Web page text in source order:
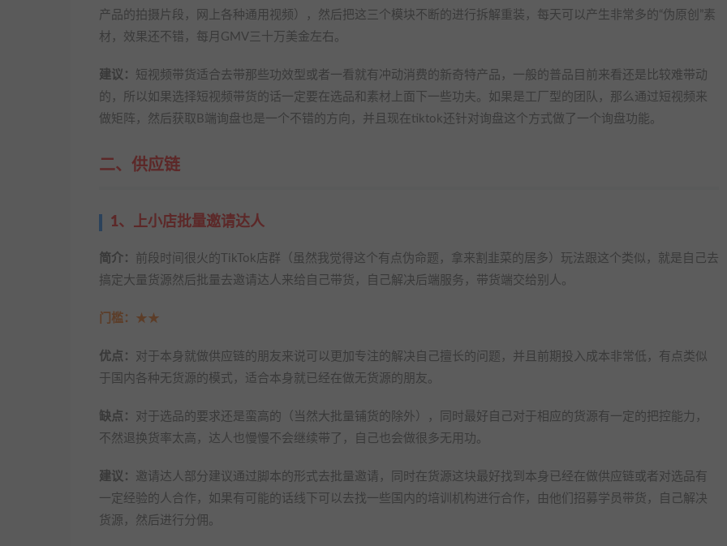
产品的拍摄片段，网上各种通用视频），然后把这三个模块不断的进行拆解重装，每天可以产生非常多的“伪原创”素
材，效果还不错，每月GMV三十万美金左右。
建议： 短视频带货适合去带那些功效型或者一看就有冲动消费的新奇特产品，一般的普品目前来看还是比较难带动
的，所以如果选择短视频带货的话一定要在选品和素材上面下一些功夫。如果是工厂型的团队，那么通过短视频来
做矩阵，然后获取B端询盘也是一个不错的方向，并且现在tiktok还针对询盘这个方式做了一个询盘功能。
二、供应链
1、上小店批量邀请达人
简介： 前段时间很火的TikTok店群（虽然我觉得这个有点伪命题，拿来割韭菜的居多）玩法跟这个类似，就是自己去
搞定大量货源然后批量去邀请达人来给自己带货，自己解决后端服务，带货端交给别人。
门槛： ★★
优点：
对于本身就做供应链的朋友来说可以更加专注的解决自己擅长的问题，并且前期投入成本非常低，有点类似
于国内各种无货源的模式，适合本身就已经在做无货源的朋友。
缺点：
对于选品的要求还是蛮高的（当然大批量铺货的除外），同时最好自己对于相应的货源有一定的把控能力，
不然退换货率太高，达人也慢慢不会继续带了，自己也会做很多无用功。
建议： 邀请达人部分建议通过脚本的形式去批量邀请，同时在货源这块最好找到本身已经在做供应链或者对选品有
一定经验的人合作，如果有可能的话线下可以去找一些国内的培训机构进行合作，由他们招募学员带货，自己解决
货源，然后进行分佣。